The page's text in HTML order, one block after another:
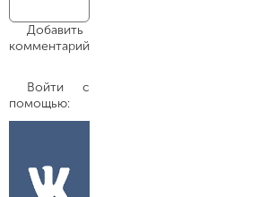
Добавить
комментарий
Войти с
помощью: